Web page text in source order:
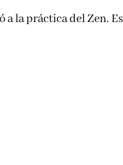
a la práctica del Zen.